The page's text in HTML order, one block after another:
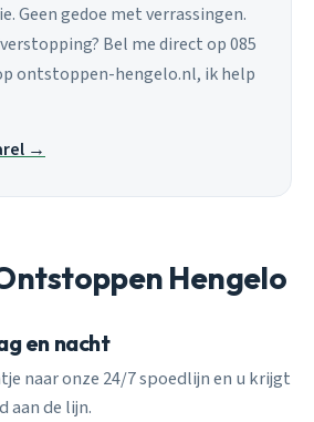
Geen gedoe met verrassingen.
Bel me direct op 085
ontstoppen-hengelo.nl, ik help
→
Hengelo
en nacht
naar onze 24/7 spoedlijn en u krijgt
aan de lijn.